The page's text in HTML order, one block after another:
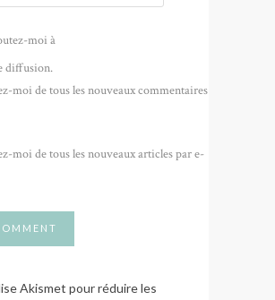
moi à
diffusion.
moi de tous les nouveaux commentaires
moi de tous les nouveaux articles par e-
Akismet pour réduire les